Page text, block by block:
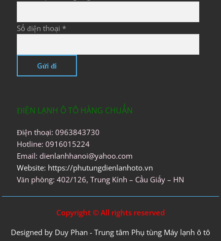
Số điện thoại *
ĐIỆN LẠNH Ô TÔ HÀNG CHUẨN
Điện thoại: 0963843730
Hotline: 0916015224
Email: dienlanhhanoi@yahoo.com
Website: https://phutungdienlanhoto.vn
Văn phòng: 402/126, Trung Kính – Cầu Giấy – HN
Copyright © All rights reserved
Designed by Duy Phan - Trung tâm Phụ tùng Máy lạnh ô tô